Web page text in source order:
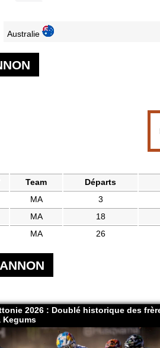
Australie
Team Départs
MA 3
MA 18
MA 26
2026 : Doublé historique des
Kegums